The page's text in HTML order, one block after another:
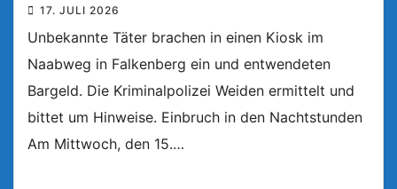
17. JULI 2026
Unbekannte Täter brachen in einen Kiosk im
Naabweg in Falkenberg ein und entwendeten
Bargeld. Die Kriminalpolizei Weiden ermittelt und
bittet um Hinweise. Einbruch in den Nachtstunden
Am Mittwoch, den 15.…